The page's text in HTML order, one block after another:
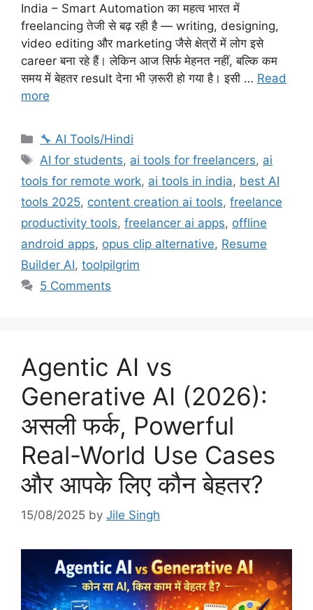
India – Smart Automation का महत्व भारत में
freelancing तेजी से बढ़ रही है — writing, designing,
video editing और marketing जैसे क्षेत्रों में लोग इसे
career बना रहे हैं। लेकिन आज सिर्फ मेहनत नहीं, बल्कि कम
समय में बेहतर result देना भी ज़रूरी हो गया है। इसी … Read
more
Categories
🔧 AI Tools/Hindi
Tags
AI for students, ai tools for freelancers, ai
tools for remote work, ai tools in india, best AI
tools 2025, content creation ai tools, freelance
productivity tools, freelancer ai apps, offline
android apps, opus clip alternative, Resume
Builder AI, toolpilgrim
5 Comments
Agentic AI vs
Generative AI (2026):
असली फर्क, Powerful
Real-World Use Cases
और आपके लिए कौन बेहतर?
15/08/2025 by Jile Singh